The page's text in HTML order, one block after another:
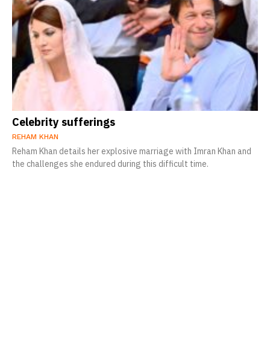
Celebrity sufferings
REHAM KHAN
Reham Khan details her explosive marriage with Imran Khan and
the challenges she endured during this difficult time.